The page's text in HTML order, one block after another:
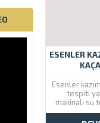
ESENLER
Esenler
tespiti
makinalı su
gün